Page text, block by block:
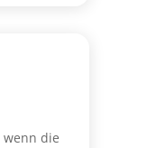
wenn die